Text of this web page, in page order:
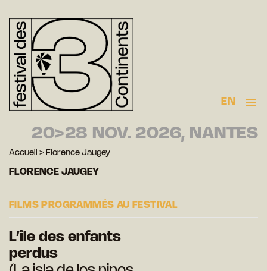
EN
20>28 NOV. 2026, NANTES
Accueil > Florence Jaugey
FLORENCE JAUGEY
FILMS PROGRAMMÉS AU FESTIVAL
L’île des enfants
perdus